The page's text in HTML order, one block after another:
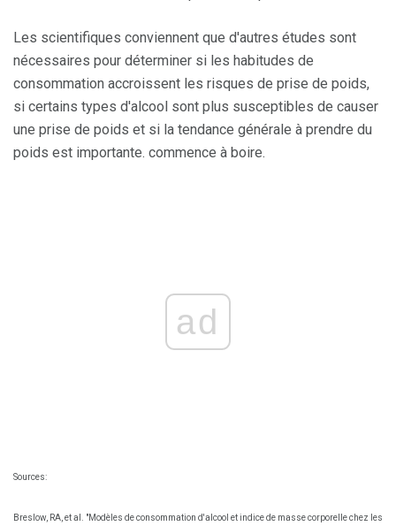
Les scientifiques conviennent que d'autres études sont
nécessaires pour déterminer si les habitudes de
consommation accroissent les risques de prise de poids,
si certains types d'alcool sont plus susceptibles de causer
une prise de poids et si la tendance générale à prendre du
poids est importante. commence à boire.
ad
Sources:
Breslow, RA, et al. "Modèles de consommation d'alcool et indice de masse corporelle chez les